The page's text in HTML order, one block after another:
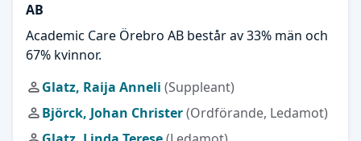
AB
Academic Care Örebro AB består av 33% män och
67% kvinnor.
Glatz, Raija Anneli (Suppleant)
Björck, Johan Christer(Ordförande, Ledamot)